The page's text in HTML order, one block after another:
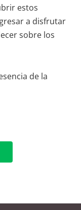
estos
a disfrutar
sobre los
de la